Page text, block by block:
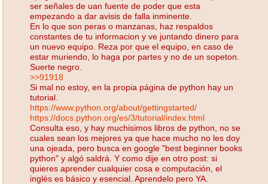
ser señales de uan fuente de poder que esta
empezando a dar avisis de falla inminente.
En lo que son peras o manzanas, haz respaldos
constantes de tu informacion y ve juntando dinero para
un nuevo equipo. Reza por que el equipo, en caso de
estar muriendo, lo haga por partes y no de un sopeton.
Suerte negro.
>>91918
Si mal no estoy, en la propia página de python hay un
tutorial.
https://www.python.org/about/gettingstarted/
https://docs.python.org/es/3/tutorial/index.html
Consulta eso, y hay muchisimos libros de python, no se
cuales sean los mejores ya que hace mucho no les doy
una ojeada, pero busca en google "best beginner books
python" y algó saldrá. Y como dije en otro post: si
quieres aprender cualquier cosa e computación, el
inglés es básico y esencial. Aprendelo pero YA.